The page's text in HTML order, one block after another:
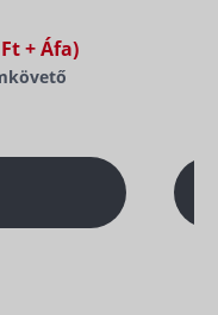
+ Áfa)